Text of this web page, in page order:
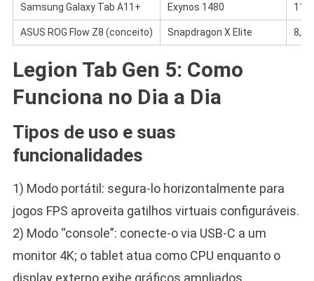
Samsung Galaxy Tab A11+ Exynos 1480 11″
ASUS ROG Flow Z8 (conceito) Snapdragon X Elite 8,9″
Legion Tab Gen 5: Como
Funciona no Dia a Dia
Tipos de uso e suas
funcionalidades
1) Modo portátil: segura-lo horizontalmente para
jogos FPS aproveita gatilhos virtuais configuráveis.
2) Modo “console”: conecte-o via USB-C a um
monitor 4K; o tablet atua como CPU enquanto o
display externo exibe gráficos ampliados.